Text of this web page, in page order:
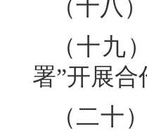
（十八
（十九
署”开展
（二十